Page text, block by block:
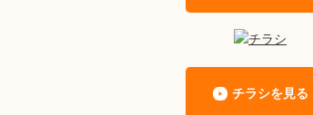
チラシを見る